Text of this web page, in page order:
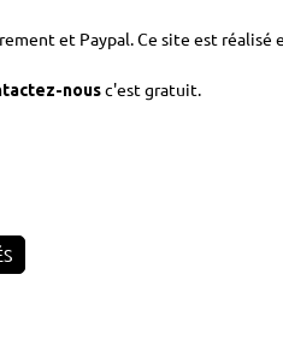
et Paypal. Ce site est réalisé
nousc'est gratuit.